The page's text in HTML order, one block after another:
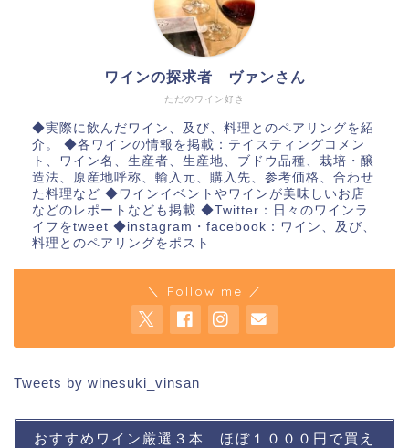
ただのワイン好き
ワインの探求者 ヴァンさん
◆実際に飲んだワイン、及び、料理とのペアリングを紹
介。 ◆各ワインの情報を掲載：テイスティングコメン
ト、ワイン名、生産者、生産地、ブドウ品種、栽培・醸
造法、原産地呼称、輸入元、購入先、参考価格、合わせ
た料理など ◆ワインイベントやワインが美味しいお店
などのレポートなども掲載 ◆Twitter：日々のワインラ
イフをtweet ◆instagram・facebook：ワイン、及び、
料理とのペアリングをポスト
＼ Follow me ／
Tweets by winesuki_vinsan
おすすめワイン厳選３本 ほぼ１０００円で買え